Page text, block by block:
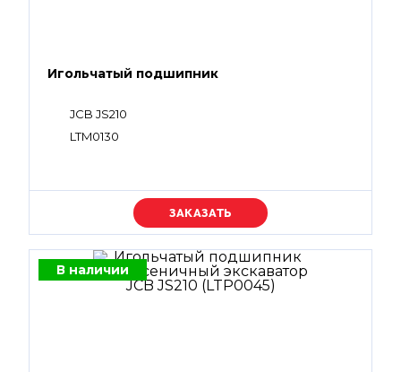
Игольчатый подшипник
JCB JS210
LTM0130
Уточняйте цену
В наличии